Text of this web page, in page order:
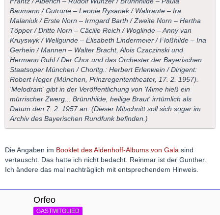
Baumann / Gutrune – Leonie Rysanek / Waltraute – Ira
Malaniuk / Erste Norn – Irmgard Barth / Zweite Norn – Hertha
Töpper / Dritte Norn – Cäcilie Reich / Woglinde – Anny van
Kruyswyk / Wellgunde – Elisabeth Lindermeier / Floßhilde – Ina
Gerhein / Mannen – Walter Bracht, Alois Czaczinski und
Hermann Ruhl / Der Chor und das Orchester der Bayerischen
Staatsoper München / Chorltg.: Herbert Erlenwein / Dirigent:
Robert Heger (München, Prinzregententheater, 17. 2. 1957).
'Melodram' gibt in der Veröffentlichung von 'Mime hieß ein
mürrischer Zwerg... Brünnhilde, heilige Braut' irrtümlich als
Datum den 7. 2. 1957 an. (Dieser Mitschnitt soll sich sogar im
Archiv des Bayerischen Rundfunk befinden.)
Die Angaben im Booklet des Aldenhoff-Albums von Gala sind
vertauscht. Das hatte ich nicht bedacht. Reinmar ist der Gunther.
Ich ändere das mal nachträglich mit entsprechendem Hinweis.
Orfeo
GASTMITGLIED